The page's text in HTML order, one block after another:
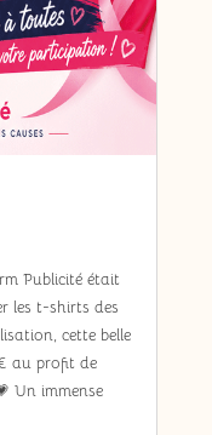
Publicité était
les t-shirts des
cette belle
au profit de
Un immense